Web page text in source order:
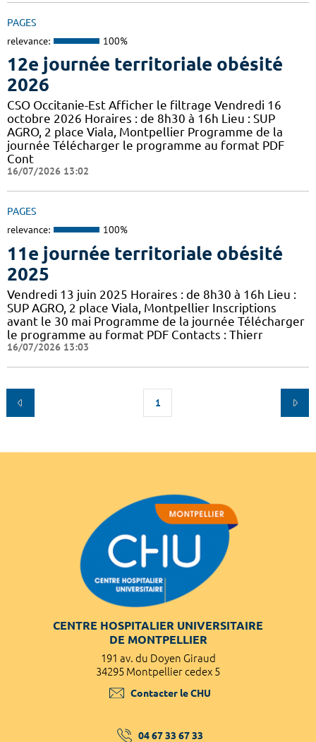
PAGES
relevance: 100%
12e journée territoriale obésité
2026
CSO Occitanie-Est Afficher le filtrage Vendredi 16
octobre 2026 Horaires : de 8h30 à 16h Lieu : SUP
AGRO, 2 place Viala, Montpellier Programme de la
journée Télécharger le programme au format PDF
Cont
16/07/2026 13:02
PAGES
relevance: 100%
11e journée territoriale obésité
2025
Vendredi 13 juin 2025 Horaires : de 8h30 à 16h Lieu :
SUP AGRO, 2 place Viala, Montpellier Inscriptions
avant le 30 mai Programme de la journée Télécharger
le programme au format PDF Contacts : Thierr
16/07/2026 13:03
1
CENTRE HOSPITALIER UNIVERSITAIRE
DE MONTPELLIER
191 av. du Doyen Giraud
34295 Montpellier cedex 5
Contacter le CHU
04 67 33 67 33